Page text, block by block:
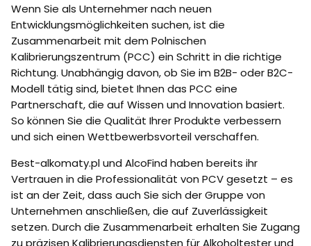
Wenn Sie als Unternehmer nach neuen
Entwicklungsmöglichkeiten suchen, ist die
Zusammenarbeit mit dem Polnischen
Kalibrierungszentrum (PCC) ein Schritt in die richtige
Richtung. Unabhängig davon, ob Sie im B2B- oder B2C-
Modell tätig sind, bietet Ihnen das PCC eine
Partnerschaft, die auf Wissen und Innovation basiert.
So können Sie die Qualität Ihrer Produkte verbessern
und sich einen Wettbewerbsvorteil verschaffen.
Best-alkomaty.pl und AlcoFind haben bereits ihr
Vertrauen in die Professionalität von PCV gesetzt – es
ist an der Zeit, dass auch Sie sich der Gruppe von
Unternehmen anschließen, die auf Zuverlässigkeit
setzen. Durch die Zusammenarbeit erhalten Sie Zugang
zu präzisen Kalibrierungsdiensten für Alkoholtester und